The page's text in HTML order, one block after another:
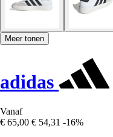
Meer tonen
adidas
Vanaf
€ 65,00 € 54,31 -16%